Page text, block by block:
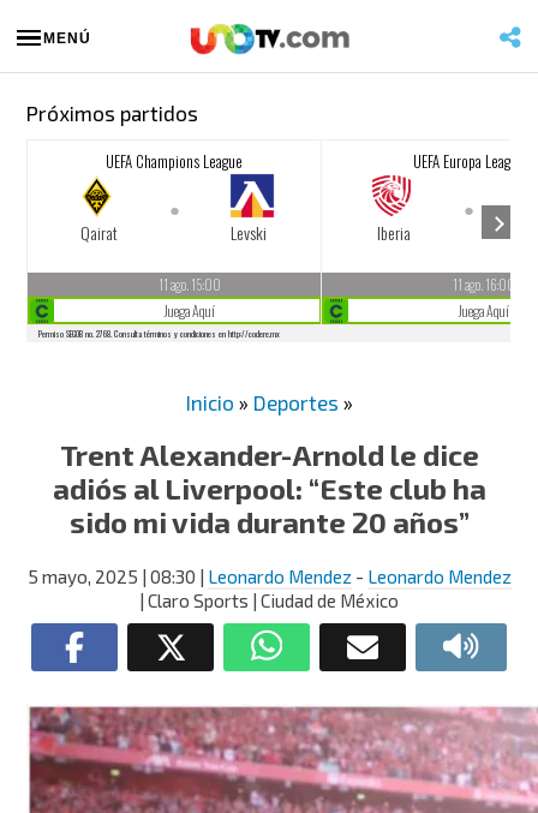
MENÚ
Próximos partidos
Inicio » Deportes »
Trent Alexander-Arnold le dice
adiós al Liverpool: “Este club ha
sido mi vida durante 20 años”
5 mayo, 2025 | 08:30 | Leonardo Mendez - Leonardo Mendez
| Claro Sports | Ciudad de México